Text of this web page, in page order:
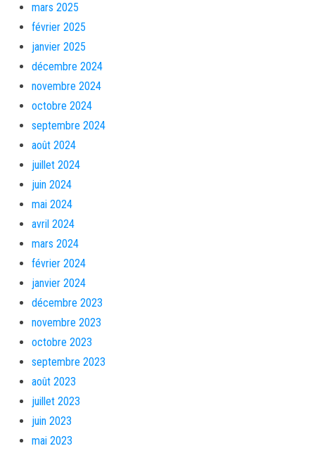
mars 2025
février 2025
janvier 2025
décembre 2024
novembre 2024
octobre 2024
septembre 2024
août 2024
juillet 2024
juin 2024
mai 2024
avril 2024
mars 2024
février 2024
janvier 2024
décembre 2023
novembre 2023
octobre 2023
septembre 2023
août 2023
juillet 2023
juin 2023
mai 2023